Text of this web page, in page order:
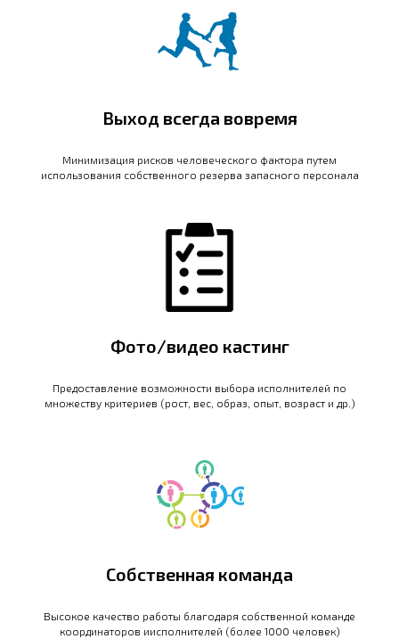
Выход всегда вовремя
Минимизация рисков человеческого фактора путем
использования собственного резерва запасного персонала
Фото/видео кастинг
Предоставление возможности выбора исполнителей по
множеству критериев (рост, вес, образ, опыт, возраст и др.)
Собственная команда
Высокое качество работы благодаря собственной команде
координаторов иисполнителей (более 1000 человек)